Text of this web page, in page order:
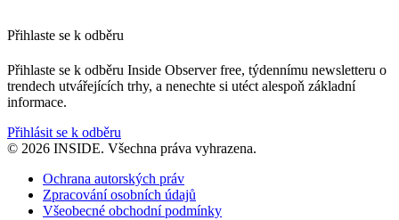
Přihlaste se k odběru
Přihlaste se k odběru Inside Observer free, týdennímu newsletteru o
trendech utvářejících trhy, a nenechte si utéct alespoň základní
informace.
Přihlásit se k odběru
© 2026 INSIDE. Všechna práva vyhrazena.
Ochrana autorských práv
Zpracování osobních údajů
Všeobecné obchodní podmínky